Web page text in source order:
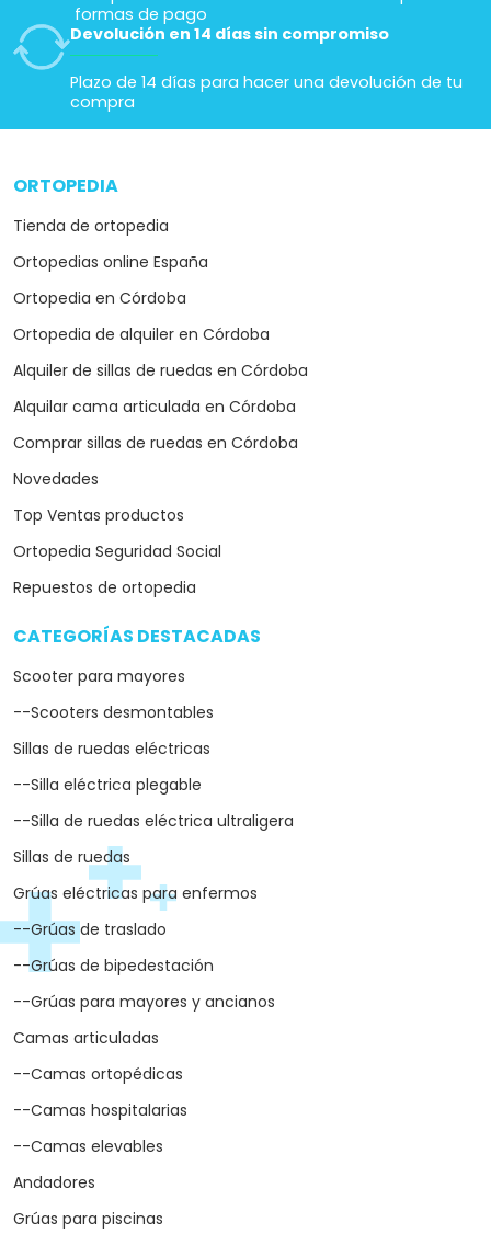
formas de pago
Devolución en 14 días sin compromiso
Plazo de 14 días para hacer una devolución de tu
compra
ORTOPEDIA
Tienda de ortopedia
Ortopedias online España
Ortopedia en Córdoba
Ortopedia de alquiler en Córdoba
Alquiler de sillas de ruedas en Córdoba
Alquilar cama articulada en Córdoba
Comprar sillas de ruedas en Córdoba
Novedades
Top Ventas productos
Ortopedia Seguridad Social
Repuestos de ortopedia
CATEGORÍAS DESTACADAS
Scooter para mayores
--Scooters desmontables
Sillas de ruedas eléctricas
--Silla eléctrica plegable
--Silla de ruedas eléctrica ultraligera
Sillas de ruedas
Grúas eléctricas para enfermos
--Grúas de traslado
--Grúas de bipedestación
--Grúas para mayores y ancianos
Camas articuladas
--Camas ortopédicas
--Camas hospitalarias
--Camas elevables
Andadores
Grúas para piscinas